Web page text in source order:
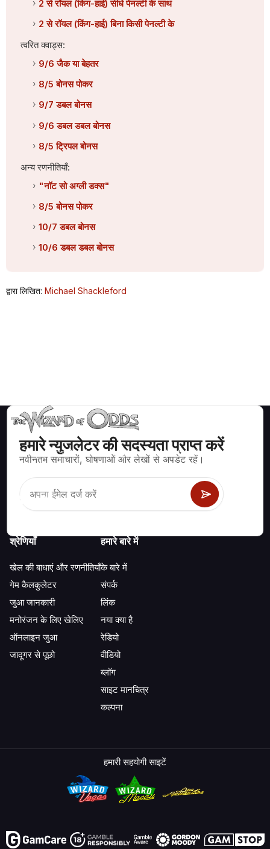
2 से रॉयल (किंग-हाई) सीधे पेनल्टी के साथ
2 से रॉयल (किंग-हाई) बिना किसी पेनल्टी के
त्वरित क्वाड्स:
9/6 जैक या बेहतर
8/5 बोनस पोकर
9/7 डबल बोनस
9/6 डबल डबल बोनस
8/5 ट्रिपल बोनस
अन्य रणनीतियाँ:
"नॉट सो अग्ली डक्स"
8/5 बोनस पोकर
10/7 डबल बोनस
10/6 डबल डबल बोनस
द्वारा लिखित: Michael Shackleford
हमारे न्युजलेटर की सदस्यता प्राप्त करें
नवीनतम समाचारों, घोषणाओं और लेखों से अपडेट रहें।
ब्लैकजैक, क्रेप्स, रूलेट और अन्य सैकड़ों कैसीनो खेलों के लिए गणितीय रूप से सही
श्रेणियाँ
खेल की बाधाएं और रणनीतियाँ
गेम कैलकुलेटर
जुआ जानकारी
मनोरंजन के लिए खेलिए
ऑनलाइन जुआ
जादूगर से पूछो
हमारे बारे में
के बारे में
संपर्क
लिंक
नया क्या है
रेडियो
वीडियो
ब्लॉग
साइट मानचित्र
कल्पना
हमारी सहयोगी साइटें